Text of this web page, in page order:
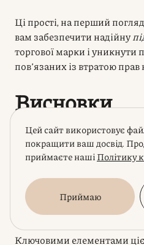
Ці прості, на перший
вам забезпечити надійну
торгової марки і уникнути
пов’язаних із втратою
Висновки
Отже, підсумуємо.
марку– це лише перший
захисту вашого бренду.
припинилася завчасно, а
залишалася вашим
постійна
підтримка
Ключовими елементами
Цей сайт використовує
покращити ваш досвід.
приймаєте нашіПолітику
Приймаю